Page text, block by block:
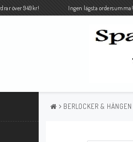
949kr! Ingen lägsta ordersumma!
BERLOCKER & HÄNGEN